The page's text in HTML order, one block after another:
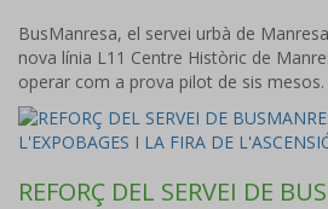
BusManresa, el servei urbà de
nova línia L11 Centre Històric de
operar com a prova pilot de sis mesos.
REFORÇ DEL SERVEI DE